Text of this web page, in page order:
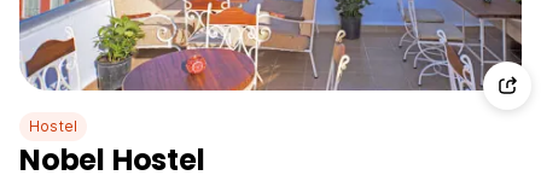
Hostel
Nobel Hostel